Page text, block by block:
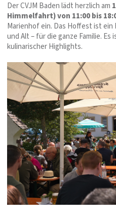
Der CVJM Baden lädt herzlich am
Himmelfahrt) von 11:00 bis
Marienhof ein. Das Hoffest ist
und Alt – für die ganze Familie.
kulinarischer Highlights.